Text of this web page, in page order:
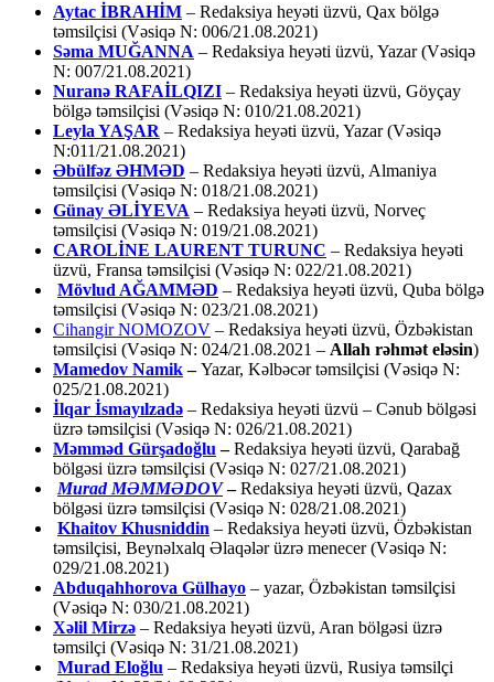
Aytac İBRAHİM – Redaksiya heyəti üzvü, Qax bölgə
təmsilçisi (Vəsiqə N: 006/21.08.2021)
Səma MUĞANNA – Redaksiya heyəti üzvü, Yazar (Vəsiqə
N: 007/21.08.2021)
Nuranə RAFAİLQIZI – Redaksiya heyəti üzvü, Göyçay
bölgə təmsilçisi (Vəsiqə N: 010/21.08.2021)
Leyla YAŞAR – Redaksiya heyəti üzvü, Yazar (Vəsiqə
N:011/21.08.2021)
Əbülfəz ƏHMƏD – Redaksiya heyəti üzvü, Almaniya
təmsilçisi (Vəsiqə N: 018/21.08.2021)
Günay ƏLİYEVA – Redaksiya heyəti üzvü, Norveç
təmsilçisi (Vəsiqə N: 019/21.08.2021)
CAROLİNE LAURENT TURUNC – Redaksiya heyəti
üzvü, Fransa təmsilçisi (Vəsiqə N: 022/21.08.2021)
Mövlud AĞAMMƏD – Redaksiya heyəti üzvü, Quba bölgə
təmsilçisi (Vəsiqə N: 023/21.08.2021)
Cihangir NOMOZOV – Redaksiya heyəti üzvü, Özbəkistan
təmsilçisi (Vəsiqə N: 024/21.08.2021 – Allah rəhmət eləsin)
Mamedov Namik–Yazar, Kəlbəcər təmsilçisi (Vəsiqə N:
025/21.08.2021)
İlqar İsmayılzadə – Redaksiya heyəti üzvü – Cənub bölgəsi
üzrə təmsilçisi (Vəsiqə N: 026/21.08.2021)
Məmməd Gürşadoğlu –Redaksiya heyəti üzvü, Qarabağ
bölgəsi üzrə təmsilçisi (Vəsiqə N: 027/21.08.2021)
Murad MƏMMƏDOV –Redaksiya heyəti üzvü, Qazax
bölgəsi üzrə təmsilçisi (Vəsiqə N: 028/21.08.2021)
Khaitov Khusniddin – Redaksiya heyəti üzvü, Özbəkistan
təmsilçisi, Beynəlxalq Əlaqələr üzrə menecer (Vəsiqə N:
029/21.08.2021)
Abduqahhorova Gülhayo – yazar, Özbəkistan təmsilçisi
(Vəsiqə N: 030/21.08.2021)
Xəlil Mirzə – Redaksiya heyəti üzvü, Aran bölgəsi üzrə
təmsilçi (Vəsiqə N: 31/21.08.2021)
Murad Eloğlu – Redaksiya heyəti üzvü, Rusiya təmsilçi